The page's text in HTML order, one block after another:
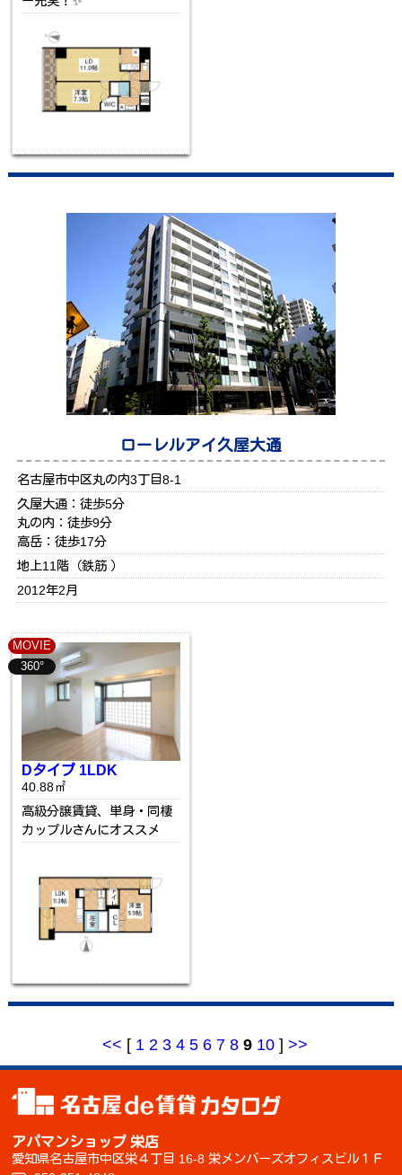
ローレルアイ久屋大通
名古屋市中区丸の内3丁目8-1
久屋大通：徒歩5分
丸の内：徒歩9分
高岳：徒歩17分
地上11階（鉄筋 ）
2012年2月
MOVIE
360°
Dタイプ 1LDK
40.88㎡
高級分譲賃貸、単身・同棲
カップルさんにオススメ
<< [ 1 2 3 4 5 6 7 8 9 10 ]>>
アパマンショップ 栄店
愛知県名古屋市中区栄４丁目 16-8 栄メンバーズオフィスビル１Ｆ